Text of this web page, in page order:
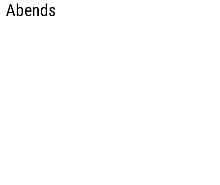
Abends